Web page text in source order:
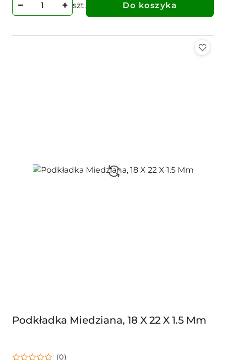
szt. Do koszyka
Podkładka Miedziana, 18 X 22 X 1.5 Mm
(0)